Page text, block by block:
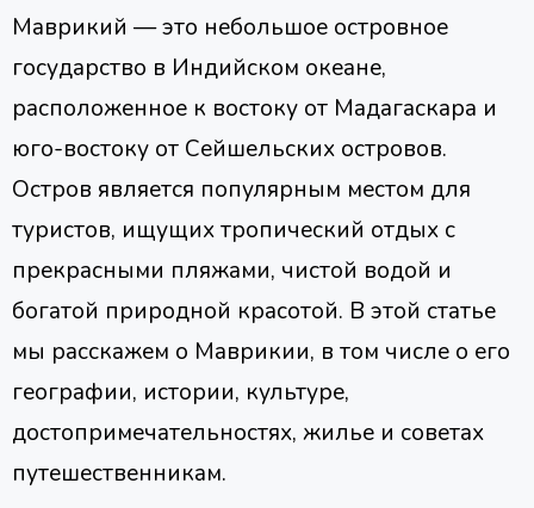
Маврикий — это небольшое островное
государство в Индийском океане,
расположенное к востоку от Мадагаскара и
юго-востоку от Сейшельских островов.
Остров является популярным местом для
туристов, ищущих тропический отдых с
прекрасными пляжами, чистой водой и
богатой природной красотой. В этой статье
мы расскажем о Маврикии, в том числе о его
географии, истории, культуре,
достопримечательностях, жилье и советах
путешественникам.